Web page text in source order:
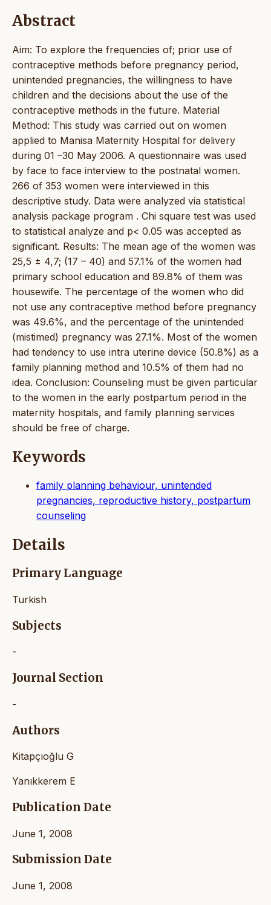
Abstract
Aim: To explore the frequencies of; prior use of
contraceptive methods before pregnancy period,
unintended pregnancies, the willingness to have
children and the decisions about the use of the
contraceptive methods in the future. Material
Method: This study was carried out on women
applied to Manisa Maternity Hospital for delivery
during 01 –30 May 2006. A questionnaire was used
by face to face interview to the postnatal women.
266 of 353 women were interviewed in this
descriptive study. Data were analyzed via statistical
analysis package program . Chi square test was used
to statistical analyze and p< 0.05 was accepted as
significant. Results: The mean age of the women was
25,5 ± 4,7; (17 – 40) and 57.1% of the women had
primary school education and 89.8% of them was
housewife. The percentage of the women who did
not use any contraceptive method before pregnancy
was 49.6%, and the percentage of the unintended
(mistimed) pregnancy was 27.1%. Most of the women
had tendency to use intra uterine device (50.8%) as a
family planning method and 10.5% of them had no
idea. Conclusion: Counseling must be given particular
to the women in the early postpartum period in the
maternity hospitals, and family planning services
should be free of charge.
Keywords
family planning behaviour, unintended
pregnancies, reproductive history, postpartum
counseling
Details
Primary Language
Turkish
Subjects
-
Journal Section
-
Authors
Kitapçıoğlu G
Yanıkkerem E
Publication Date
June 1, 2008
Submission Date
June 1, 2008